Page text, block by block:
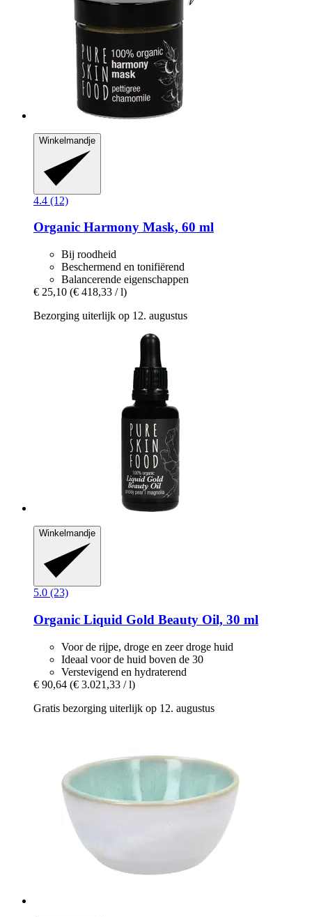
Winkelmandje
4.4 (12)
Organic Harmony Mask, 60 ml
Bij roodheid
Beschermend en tonifiërend
Balancerende eigenschappen
€ 25,10 (€ 418,33 / l)
Bezorging uiterlijk op 12. augustus
Winkelmandje
5.0 (23)
Organic Liquid Gold Beauty Oil, 30 ml
Voor de rijpe, droge en zeer droge huid
Ideaal voor de huid boven de 30
Verstevigend en hydraterend
€ 90,64 (€ 3.021,33 / l)
Gratis bezorging uiterlijk op 12. augustus